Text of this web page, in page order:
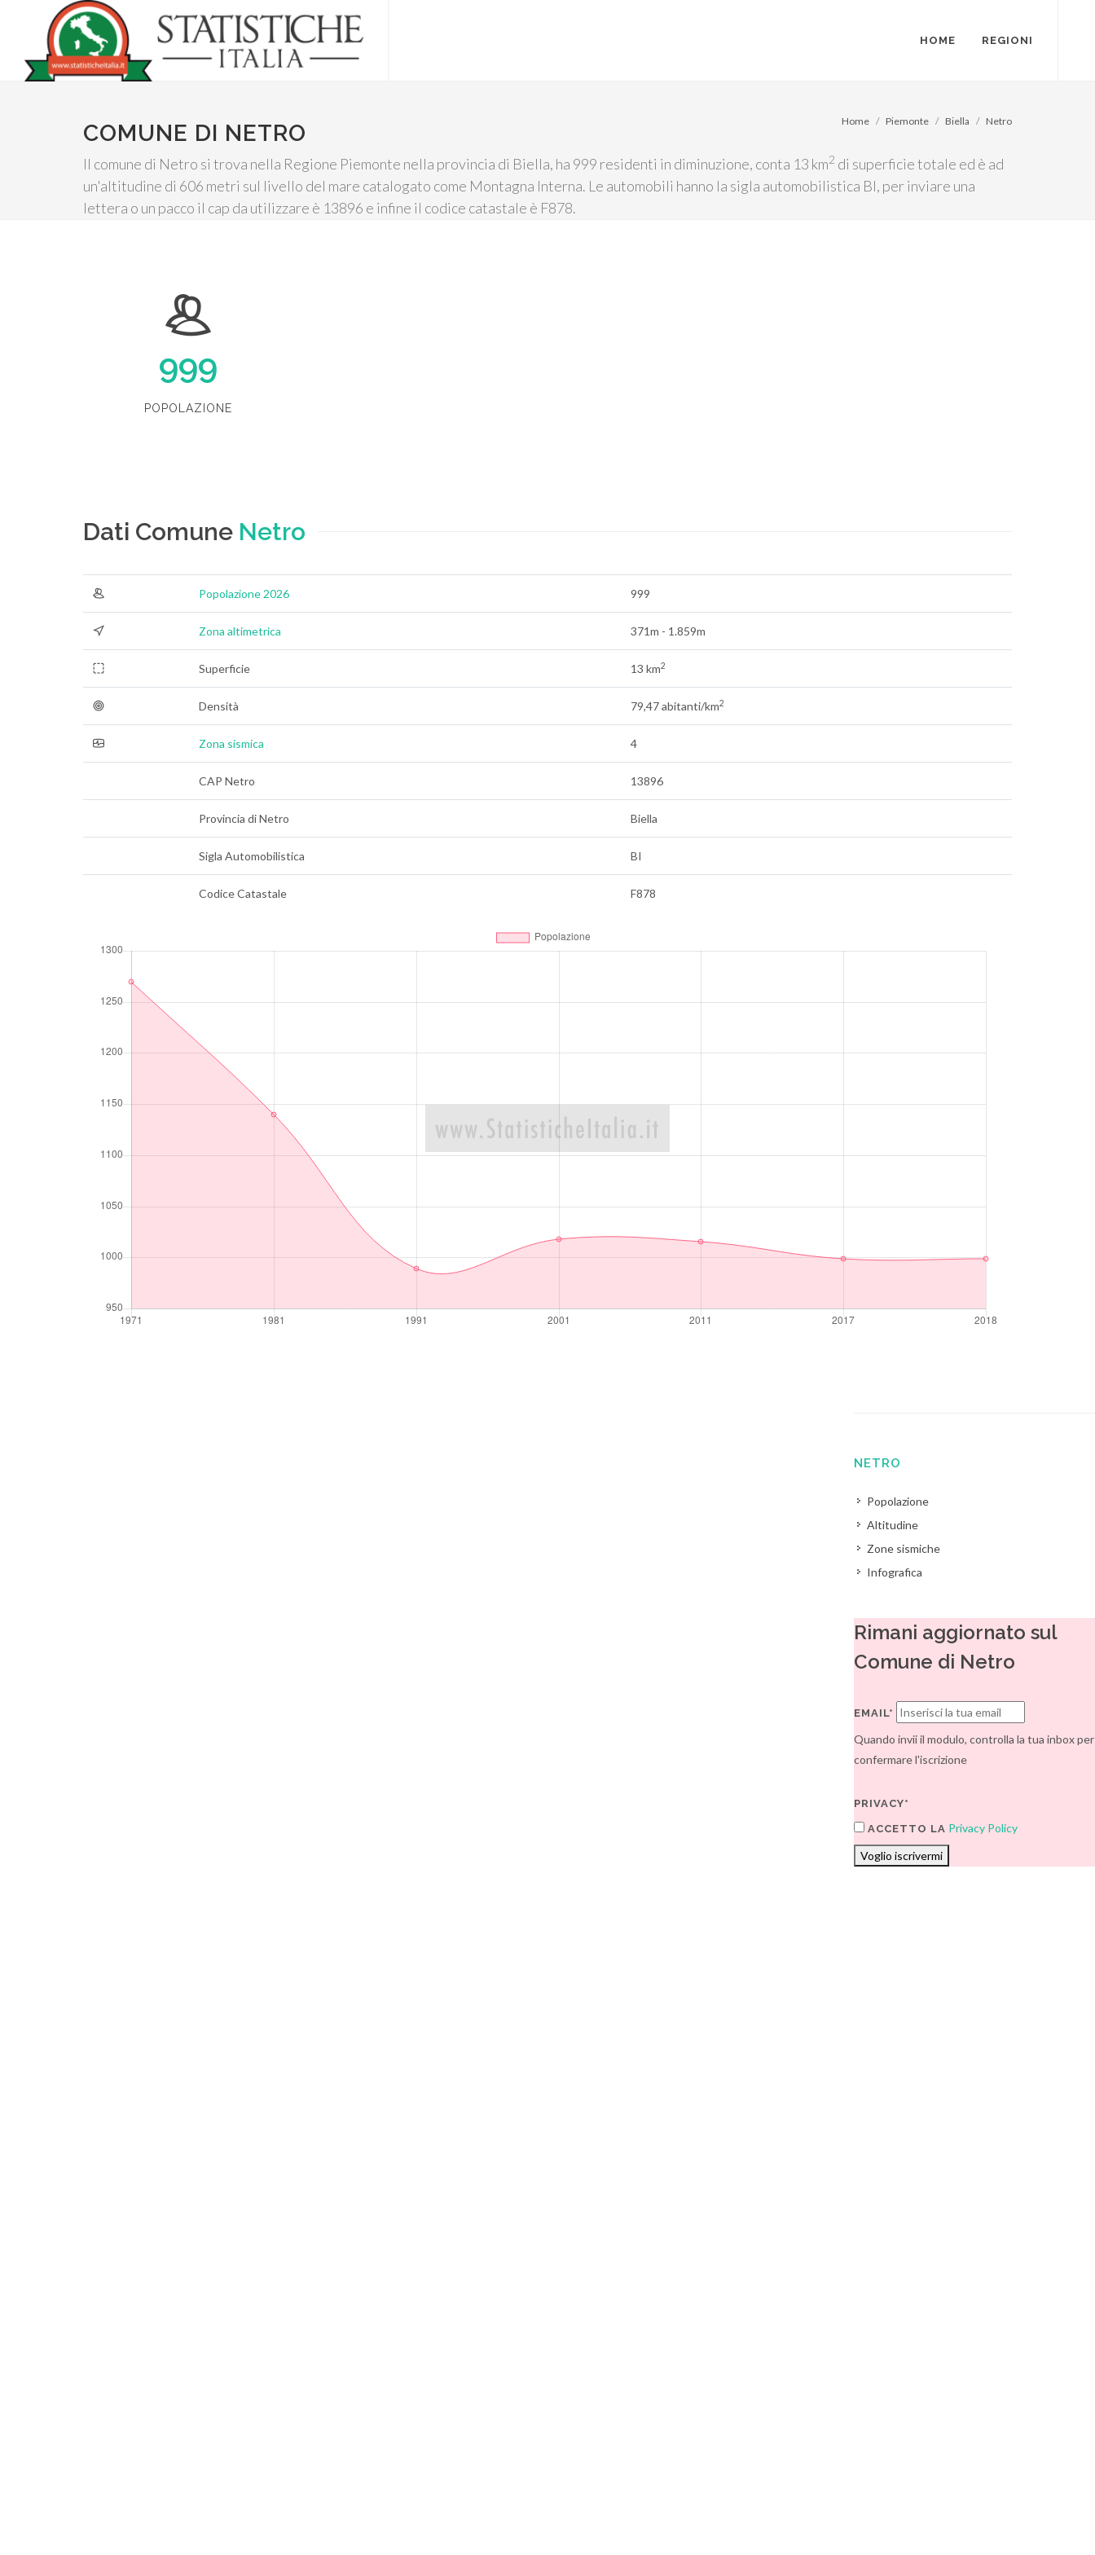
HOME REGIONI
COMUNE DI NETRO
Il comune di Netro si trova nella Regione Piemonte nella provincia di Biella, ha 999 residenti in diminuzione, conta 13 km2 di superficie totale ed è ad
un'altitudine di 606 metri sul livello del mare catalogato come Montagna Interna. Le automobili hanno la sigla automobilistica BI, per inviare una
lettera o un pacco il cap da utilizzare è 13896 e infine il codice catastale è F878.
Home Piemonte Biella Netro
999
POPOLAZIONE
Dati Comune Netro
Popolazione 2026 999
Zona altimetrica 371m - 1.859m
Superficie 13 km2
Densità 79,47 abitanti/km2
Zona sismica 4
CAP Netro 13896
Provincia di Netro Biella
Sigla Automobilistica BI
Codice Catastale F878
NETRO
Popolazione
Altitudine
Zone sismiche
Infografica
Rimani aggiornato sul
Comune di Netro
EMAIL*
Quando invii il modulo, controlla la tua inbox per
confermare l'iscrizione
PRIVACY*
ACCETTO LA Privacy Policy
Voglio iscrivermi